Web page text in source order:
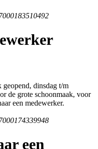
dinsdag t/m
de grote schoonmaak, voor
een medewerker.
een